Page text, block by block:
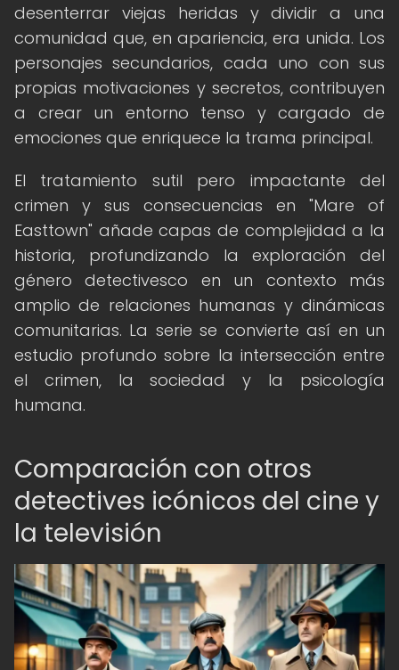
desenterrar viejas heridas y dividir a una
comunidad que, en apariencia, era unida. Los
personajes secundarios, cada uno con sus
propias motivaciones y secretos, contribuyen
a crear un entorno tenso y cargado de
emociones que enriquece la trama principal.
El tratamiento sutil pero impactante del
crimen y sus consecuencias en "Mare of
Easttown" añade capas de complejidad a la
historia, profundizando la exploración del
género detectivesco en un contexto más
amplio de relaciones humanas y dinámicas
comunitarias. La serie se convierte así en un
estudio profundo sobre la intersección entre
el crimen, la sociedad y la psicología
humana.
Comparación con otros
detectives icónicos del cine y
la televisión